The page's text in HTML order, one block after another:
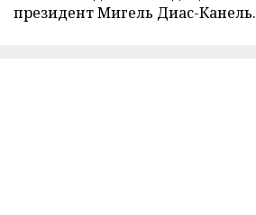
президент Мигель Диас-Канель.